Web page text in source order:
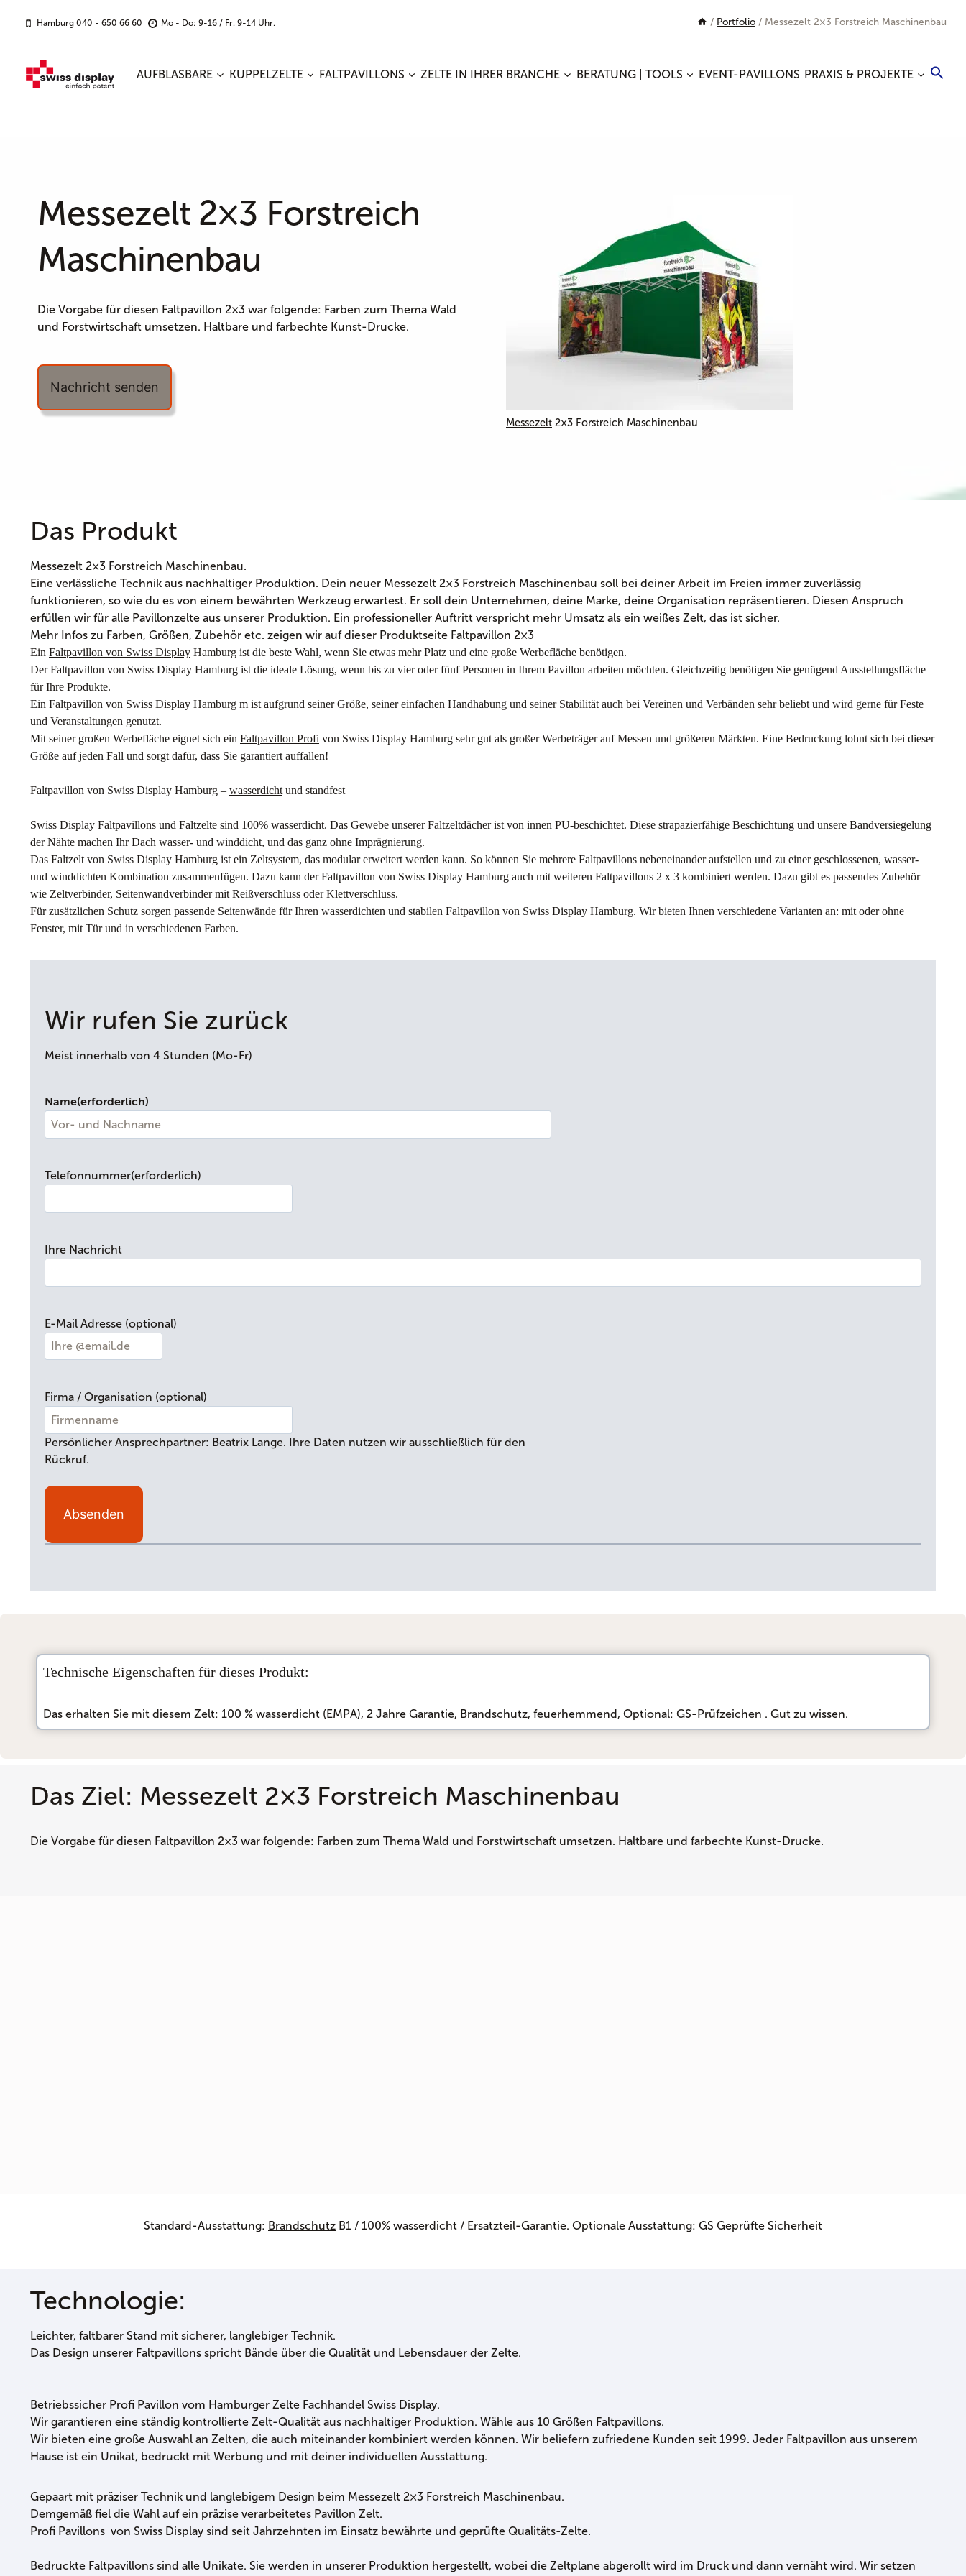
Inhalt
springen
Hamburg 040 - 650 66 60 Mo - Do: 9-16 / Fr. 9-14 Uhr. / Portfolio / Messezelt 2×3 Forstreich Maschinenbau
AUFBLASBARE KUPPELZELTE FALTPAVILLONS ZELTE IN IHRER BRANCHE BERATUNG | TOOLS EVENT-PAVILLONS PRAXIS & PROJEKTE
Messezelt 2×3 Forstreich
Maschinenbau
Die Vorgabe für diesen Faltpavillon 2×3 war folgende: Farben zum Thema Wald
und Forstwirtschaft umsetzen. Haltbare und farbechte Kunst-Drucke.
Nachricht senden
Messezelt 2×3 Forstreich Maschinenbau
Das Produkt
Messezelt 2×3 Forstreich Maschinenbau.
Eine verlässliche Technik aus nachhaltiger Produktion. Dein neuer Messezelt 2×3 Forstreich Maschinenbau soll bei deiner Arbeit im Freien immer zuverlässig
funktionieren, so wie du es von einem bewährten Werkzeug erwartest. Er soll dein Unternehmen, deine Marke, deine Organisation repräsentieren. Diesen Anspruch
erfüllen wir für alle Pavillonzelte aus unserer Produktion. Ein professioneller Auftritt verspricht mehr Umsatz als ein weißes Zelt, das ist sicher.
Mehr Infos zu Farben, Größen, Zubehör etc. zeigen wir auf dieser Produktseite Faltpavillon 2×3
Ein Faltpavillon von Swiss Display Hamburg ist die beste Wahl, wenn Sie etwas mehr Platz und eine große Werbefläche benötigen.
Der Faltpavillon von Swiss Display Hamburg ist die ideale Lösung, wenn bis zu vier oder fünf Personen in Ihrem Pavillon arbeiten möchten. Gleichzeitig benötigen Sie genügend Ausstellungsfläche
für Ihre Produkte.
Ein Faltpavillon von Swiss Display Hamburg m ist aufgrund seiner Größe, seiner einfachen Handhabung und seiner Stabilität auch bei Vereinen und Verbänden sehr beliebt und wird gerne für Feste
und Veranstaltungen genutzt.
Mit seiner großen Werbefläche eignet sich ein Faltpavillon Profi von Swiss Display Hamburg sehr gut als großer Werbeträger auf Messen und größeren Märkten. Eine Bedruckung lohnt sich bei dieser
Größe auf jeden Fall und sorgt dafür, dass Sie garantiert auffallen!
Faltpavillon von Swiss Display Hamburg – wasserdicht und standfest
Swiss Display Faltpavillons und Faltzelte sind 100% wasserdicht. Das Gewebe unserer Faltzeltdächer ist von innen PU-beschichtet. Diese strapazierfähige Beschichtung und unsere Bandversiegelung
der Nähte machen Ihr Dach wasser- und winddicht, und das ganz ohne Imprägnierung.
Das Faltzelt von Swiss Display Hamburg ist ein Zeltsystem, das modular erweitert werden kann. So können Sie mehrere Faltpavillons nebeneinander aufstellen und zu einer geschlossenen, wasser-
und winddichten Kombination zusammenfügen. Dazu kann der Faltpavillon von Swiss Display Hamburg auch mit weiteren Faltpavillons 2 x 3 kombiniert werden. Dazu gibt es passendes Zubehör
wie Zeltverbinder, Seitenwandverbinder mit Reißverschluss oder Klettverschluss.
Für zusätzlichen Schutz sorgen passende Seitenwände für Ihren wasserdichten und stabilen Faltpavillon von Swiss Display Hamburg. Wir bieten Ihnen verschiedene Varianten an: mit oder ohne
Fenster, mit Tür und in verschiedenen Farben.
Wir rufen Sie zurück
Meist innerhalb von 4 Stunden (Mo-Fr)
Name(erforderlich)
r
u
d
a
h
n
Telefonnummer(erforderlich)
Ihre Nachricht
E-Mail Adresse (optional)
Firma / Organisation (optional)
Persönlicher Ansprechpartner: Beatrix Lange. Ihre Daten nutzen wir ausschließlich für den
Rückruf.
Absenden
Technische Eigenschaften für dieses Produkt:
Das erhalten Sie mit diesem Zelt: 100 % wasserdicht (EMPA), 2 Jahre Garantie, Brandschutz, feuerhemmend, Optional: GS-Prüfzeichen . Gut zu wissen.
Das Ziel: Messezelt 2×3 Forstreich Maschinenbau
Die Vorgabe für diesen Faltpavillon 2×3 war folgende: Farben zum Thema Wald und Forstwirtschaft umsetzen. Haltbare und farbechte Kunst-Drucke.
Standard-Ausstattung: Brandschutz B1 / 100% wasserdicht / Ersatzteil-Garantie. Optionale Ausstattung: GS Geprüfte Sicherheit
Technologie:
Leichter, faltbarer Stand mit sicherer, langlebiger Technik.
Das Design unserer Faltpavillons spricht Bände über die Qualität und Lebensdauer der Zelte.
Betriebssicher Profi Pavillon vom Hamburger Zelte Fachhandel Swiss Display.
Wir garantieren eine ständig kontrollierte Zelt-Qualität aus nachhaltiger Produktion. Wähle aus 10 Größen Faltpavillons.
Wir bieten eine große Auswahl an Zelten, die auch miteinander kombiniert werden können. Wir beliefern zufriedene Kunden seit 1999. Jeder Faltpavillon aus unserem
Hause ist ein Unikat, bedruckt mit Werbung und mit deiner individuellen Ausstattung.
Gepaart mit präziser Technik und langlebigem Design beim Messezelt 2×3 Forstreich Maschinenbau.
Demgemäß fiel die Wahl auf ein präzise verarbeitetes Pavillon Zelt.
Profi Pavillons von Swiss Display sind seit Jahrzehnten im Einsatz bewährte und geprüfte Qualitäts-Zelte.
Bedruckte Faltpavillons sind alle Unikate. Sie werden in unserer Produktion hergestellt, wobei die Zeltplane abgerollt wird im Druck und dann vernäht wird. Wir setzen